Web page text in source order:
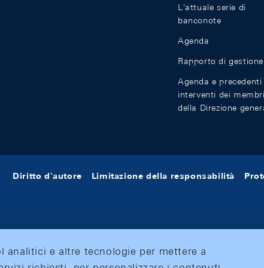
L'attuale serie di
banconote
Agenda
Rapporto di gestione
Agenda e precedenti
interventi dei membri
della Direzione
Diritto d'autore Limitazione della responsabilità
e altre tecnologie per mettere a